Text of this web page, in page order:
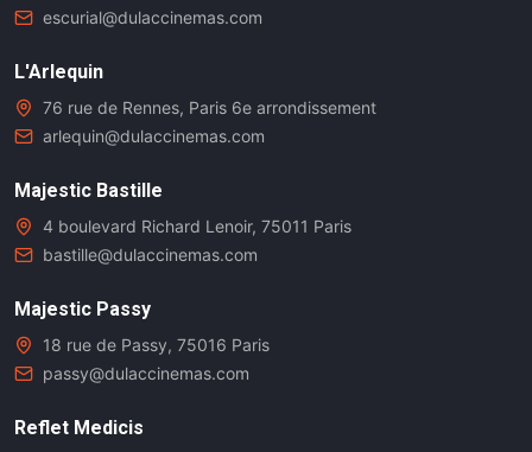
escurial@dulaccinemas.com
L'Arlequin
76 rue de Rennes, Paris 6e arrondissement
arlequin@dulaccinemas.com
Majestic Bastille
4 boulevard Richard Lenoir, 75011 Paris
bastille@dulaccinemas.com
Majestic Passy
18 rue de Passy, 75016 Paris
passy@dulaccinemas.com
Reflet Medicis